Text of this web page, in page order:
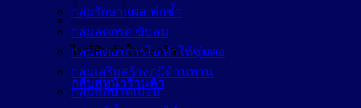
ไม่มีสินค้าในตะกร้า
กลับสู่หน้าร้านค้า
กลุ่มรักษาแผล ฟกช้ำ
กลุ่มลดกรด ขับลม
กลุ่มลดอาการไอ ทำให้ชุ่มคอ
กลุ่มเสริมสร้างภูมิต้านทาน
กลุ่มแก้ปวดเมื่อย